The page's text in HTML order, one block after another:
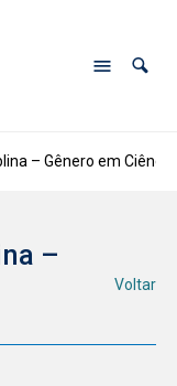
– Gênero em
–
Voltar